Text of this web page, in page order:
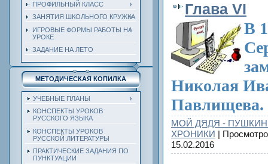
ПРОФИЛЬНЫЙ КЛАСС
ЗАНЯТИЯ ШКОЛЬНОГО КРУЖКА
ИГРОВЫЕ ФОРМЫ РАБОТЫ НА
УРОКЕ
ЗАДАНИЕ НА ЛЕТО
МЕТОДИЧЕСКАЯ КОПИЛКА
УЧЕБНЫЕ ПЛАНЫ
КОНСПЕКТЫ УРОКОВ
РУССКОГО ЯЗЫКА
КОНСПЕКТЫ УРОКОВ
РУССКОЙ ЛИТЕРАТУРЫ
ПРАКТИЧЕСКИЕ ЗАДАНИЯ ПО
ПУНКТУАЦИИ
Глава VI
В
Николая
Павлищева.
МОЙ ДЯДЯ -
ХРОНИКИ |
15.02.2016